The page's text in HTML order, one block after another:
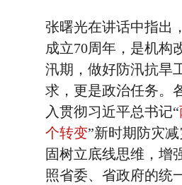
张曙光在讲话中指出
成立70周年，是机构
汛期，做好防汛抗旱
求，更是政治任务。
入贯彻习近平总书记“
个转变”新时期防灾
固树立底线思维，增
照省委、省政府的统